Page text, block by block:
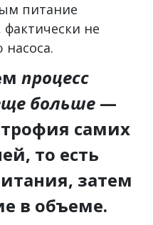
питание
фактически не
процесс
больше —
самих
то есть
затем
в объеме.